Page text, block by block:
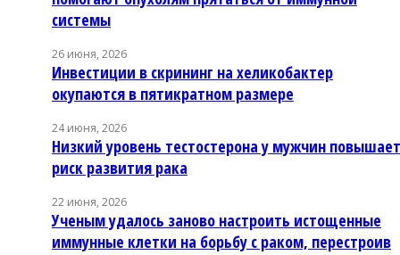
системы
26 июня, 2026
Инвестиции в скрининг на хеликобактер
окупаются в пятикратном размере
24 июня, 2026
Низкий уровень тестостерона у мужчин повышает
риск развития рака
22 июня, 2026
Ученым удалось заново настроить истощенные
иммунные клетки на борьбу с раком, перестроив